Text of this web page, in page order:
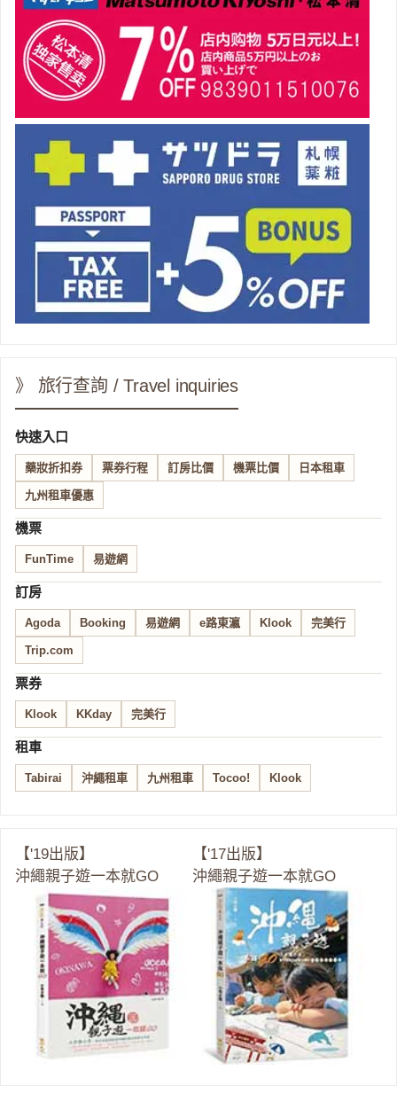
》 旅行查詢 / Travel inquiries
快速入口
藥妝折扣券 票券行程 訂房比價 機票比價 日本租車
九州租車優惠
機票
FunTime 易遊網
訂房
Agoda Booking 易遊網 e路東瀛 Klook 完美行
Trip.com
票券
Klook KKday 完美行
租車
Tabirai 沖繩租車 九州租車 Tocoo! Klook
【'19出版】
沖繩親子遊一本就GO
【'17出版】
沖繩親子遊一本就GO